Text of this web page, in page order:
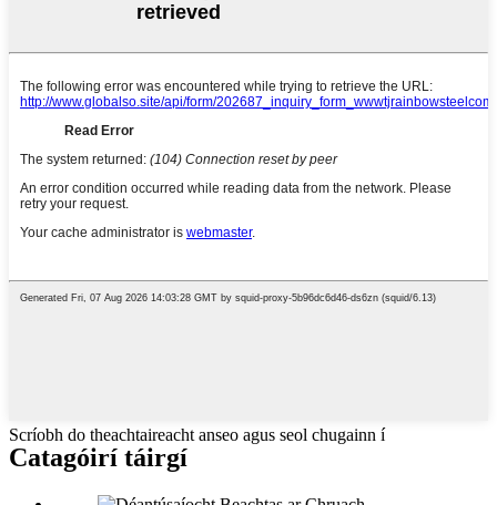
Scríobh do theachtaireacht anseo agus seol chugainn í
Catagóirí táirgí